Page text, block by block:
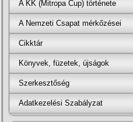
A KK (Mitropa Cup) története
A Nemzeti Csapat mérkőzései
Cikktár
Könyvek, füzetek, újságok
Szerkesztőség
Adatkezelési Szabályzat